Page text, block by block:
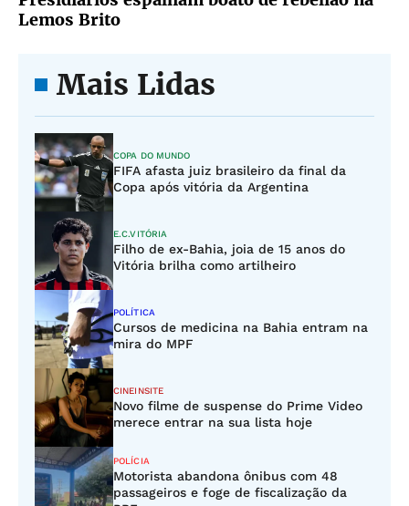
Lemos Brito
Mais Lidas
COPA DO MUNDO
FIFA afasta juiz brasileiro da final da
Copa após vitória da Argentina
E.C.VITÓRIA
Filho de ex-Bahia, joia de 15 anos do
Vitória brilha como artilheiro
POLÍTICA
Cursos de medicina na Bahia entram na
mira do MPF
CINEINSITE
Novo filme de suspense do Prime Video
merece entrar na sua lista hoje
POLÍCIA
Motorista abandona ônibus com 48
passageiros e foge de fiscalização da